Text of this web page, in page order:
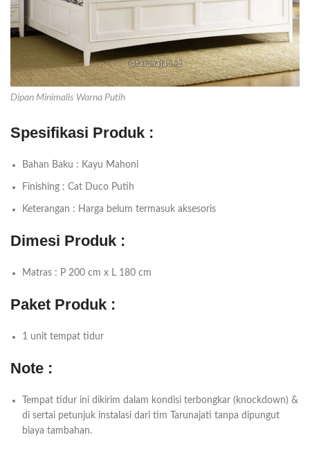
Dipan Minimalis Warna Putih
Spesifikasi Produk :
Bahan Baku : Kayu Mahoni
Finishing : Cat Duco Putih
Keterangan : Harga belum termasuk aksesoris
Dimesi Produk :
Matras : P 200 cm x L 180 cm
Paket Produk :
1 unit tempat tidur
Note :
Tempat tidur ini dikirim dalam kondisi terbongkar (knockdown) &
di sertai petunjuk instalasi dari tim Tarunajati tanpa dipungut
biaya tambahan.